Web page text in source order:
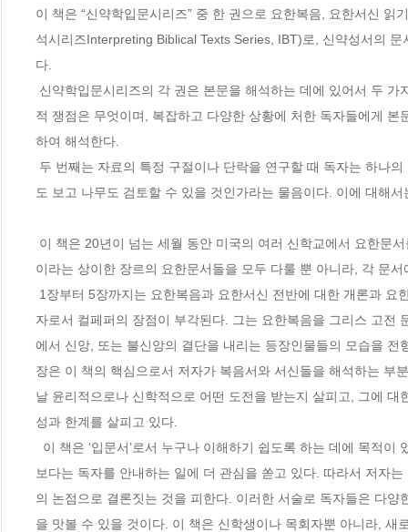
이 책은 “신약학입문시리즈” 중 한 권으로 요한복음, 요한서신 읽
석시리즈Interpreting Biblical Texts Series, IBT)로, 신약성서의
다.
적 쟁점은 무엇이며, 복잡하고 다양한 상황에 처한 독자들에게
하여 해석한다.
도 보고 나무도 검토할 수 있을 것인가라는 물음이다. 이에 대해
이라는 상이한 장르의 요한문서들을 모두 다룰 뿐 아니라, 각 문
자로서 컬페퍼의 장점이 부각된다. 그는 요한복음을 그리스 고전
에서 신앙, 또는 불신앙의 결단을 내리는 등장인물들의 모습을 전
장은 이 책의 핵심으로서 저자가 복음서와 서신들을 해석하는 부
날 윤리적으로나 신학적으로 어떤 도전을 받는지 살피고, 그에
성과 한계를 살피고 있다.
보다는 독자를 안내하는 일에 더 관심을 쏟고 있다. 따라서 저자
의 논점으로 결론짓는 것을 피한다. 이러한 서술로 독자들은 다
을 맛볼 수 있을 것이다. 이 책은 신학생이나 목회자뿐 아니라,